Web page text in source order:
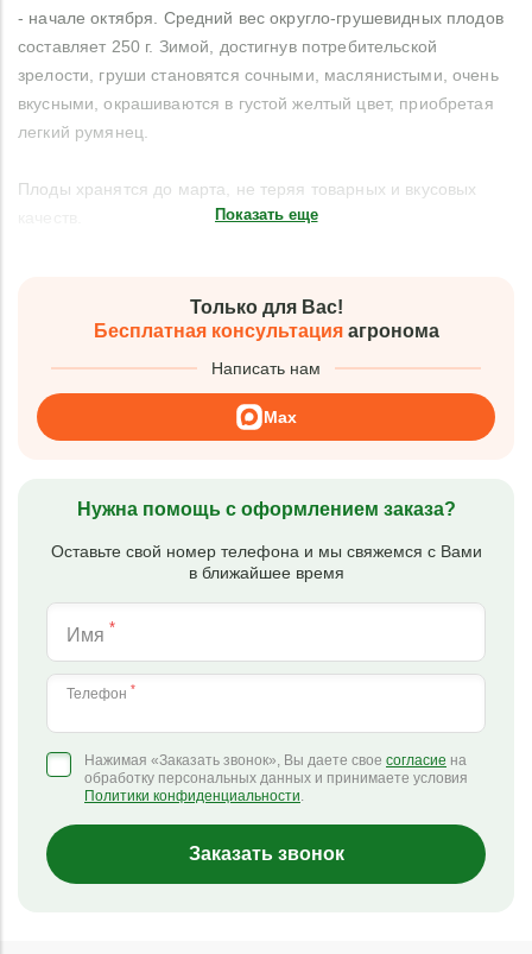
- начале октября. Средний вес округло-грушевидных плодов
составляет 250 г. Зимой, достигнув потребительской
зрелости, груши становятся сочными, маслянистыми, очень
вкусными, окрашиваются в густой желтый цвет, приобретая
легкий румянец.
Плоды хранятся до марта, не теряя товарных и вкусовых
Показать еще
Только для Вас!
Бесплатная консультацияагронома
Написать нам
Max
Нужна помощь с оформлением заказа?
Оставьте свой номер телефона и мы свяжемся с Вами
в ближайшее время
Имя *
Телефон *
Нажимая «Заказать звонок», Вы даете свое согласие на
обработку персональных данных и принимаете условия
Политики конфиденциальности.
Заказать звонок